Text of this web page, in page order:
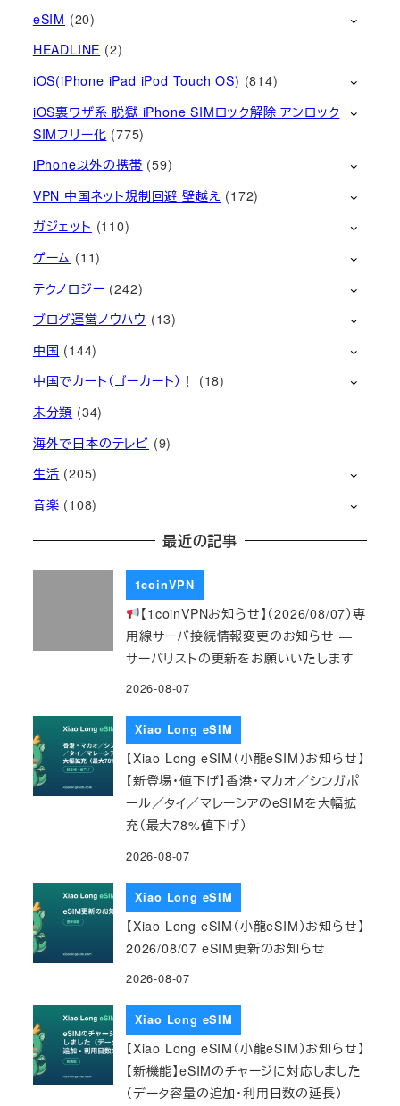
eSIM (20)
HEADLINE (2)
iOS(iPhone iPad iPod Touch OS) (814)
iOS裏ワザ系 脱獄 iPhone SIMロック解除 アンロック
SIMフリー化 (775)
iPhone以外の携帯 (59)
VPN 中国ネット規制回避 壁越え (172)
ガジェット (110)
ゲーム (11)
テクノロジー (242)
ブログ運営ノウハウ (13)
中国 (144)
中国でカート（ゴーカート）！
(18)
未分類 (34)
海外で日本のテレビ (9)
生活 (205)
音楽 (108)
最近の記事
1coinVPN
【1coinVPNお知らせ】（2026/08/07）専
用線サーバ接続情報変更のお知らせ ―
サーバリストの更新をお願いいたします
2026-08-07
Xiao Long eSIM
【Xiao Long eSIM（小龍eSIM）お知らせ】
【新登場・値下げ】香港・マカオ／シンガポ
ール／タイ／マレーシアのeSIMを大幅拡
充（最大78%値下げ）
2026-08-07
Xiao Long eSIM
【Xiao Long eSIM（小龍eSIM）お知らせ】
2026/08/07 eSIM更新のお知らせ
2026-08-07
Xiao Long eSIM
【Xiao Long eSIM（小龍eSIM）お知らせ】
【新機能】eSIMのチャージに対応しました
（データ容量の追加・利用日数の延長）